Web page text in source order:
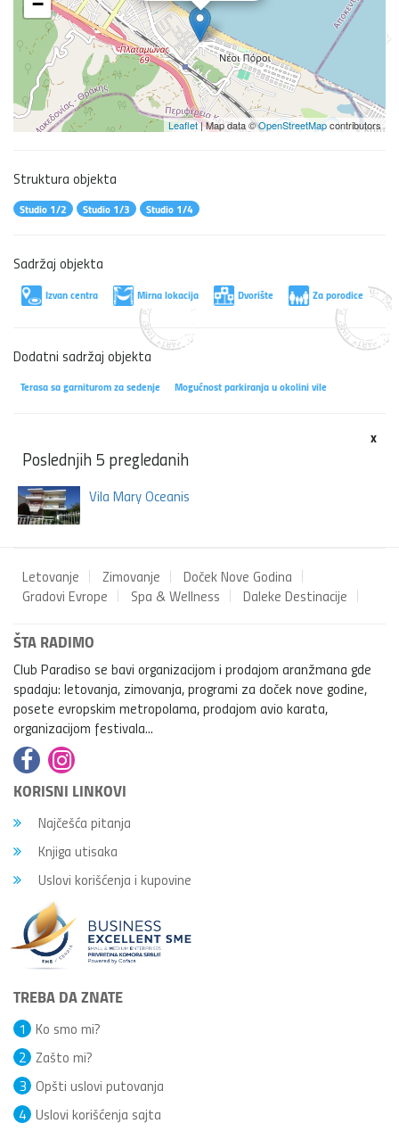
Leaflet| Map data ©OpenStreetMapcontributors
Struktura objekta
Studio 1/2 Studio 1/3 Studio 1/4
Sadržaj objekta
Izvan centra Mirna lokacija Dvorište Za porodice
Dodatni sadržaj objekta
Terasa sa garniturom za sedenje Mogućnost parkiranja u okolini vile
x
Poslednjih 5 pregledanih
Vila Mary Oceanis
Letovanje Zimovanje
Doček Nove Godina
Gradovi Evrope
Spa & Wellness Daleke Destinacije
ŠTA RADIMO
Club Paradiso se bavi organizacijom i prodajom aranžmana gde
spadaju: letovanja, zimovanja, programi za doček nove godine,
posete evropskim metropolama, prodajom avio karata,
organizacijom festivala...
KORISNI LINKOVI
Najčešća pitanja
Knjiga utisaka
Uslovi korišćenja i kupovine
TREBA DA ZNATE
Ko smo mi?
1
Zašto mi?
2
Opšti uslovi putovanja
3
Uslovi korišćenja sajta
4